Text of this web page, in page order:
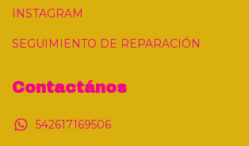
INSTAGRAM
SEGUIMIENTO DE REPARACIÓN
Contactános
542617169506